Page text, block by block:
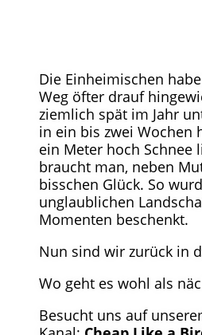
Die Einheimischen
Weg öfter drauf
ziemlich spät im Jahr
in ein bis zwei Wochen
ein Meter hoch Schnee
braucht man, neben
bisschen Glück. So
unglaublichen
Momenten beschenkt.
Nun sind wir zurück in
Wo geht es wohl als
Besucht uns auf